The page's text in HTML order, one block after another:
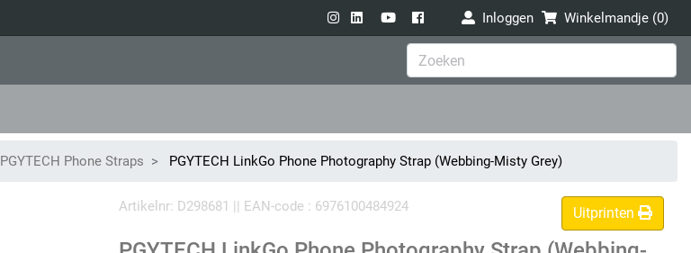
Inloggen Winkelmandje (0)
PGYTECH Phone Straps PGYTECH LinkGo Phone Photography Strap (Webbing-Misty Grey)
Artikelnr: D298681 || EAN-code : 6976100484924 Uitprinten